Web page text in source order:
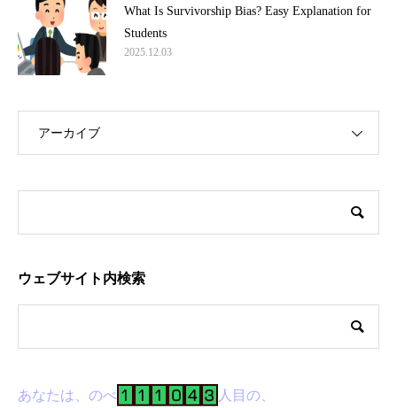
What Is Survivorship Bias? Easy Explanation for
Students
2025.12.03
アーカイブ
ウェブサイト内検索
あなたは、のべ
人目の、